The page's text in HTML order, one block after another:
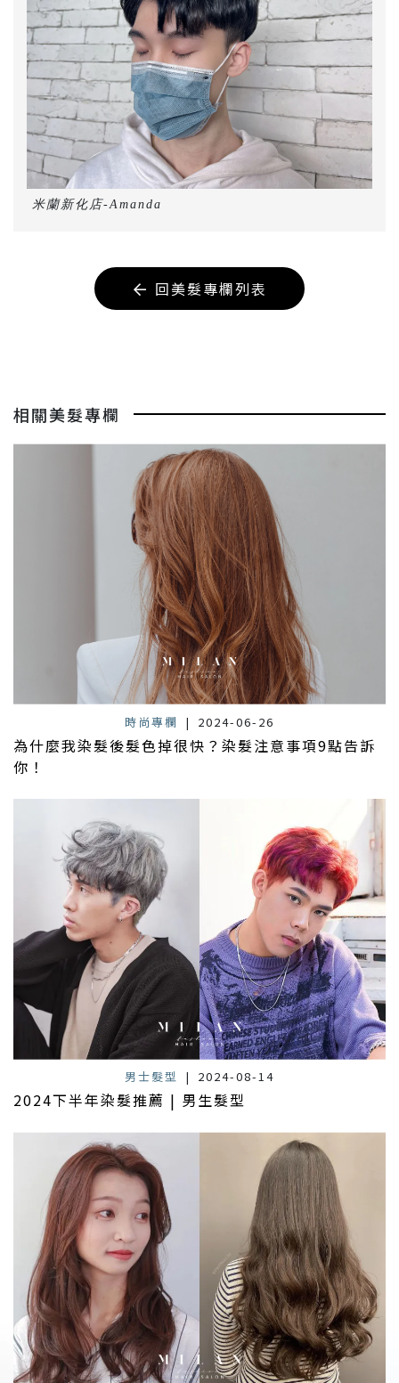
米蘭新化店-Amanda
回美髮專欄列表
相關美髮專欄
時尚專欄 | 2024-06-26
為什麼我染髮後髮色掉很快？染髮注意事項9點告訴
你！
男士髮型 | 2024-08-14
2024下半年染髮推薦 | 男生髮型